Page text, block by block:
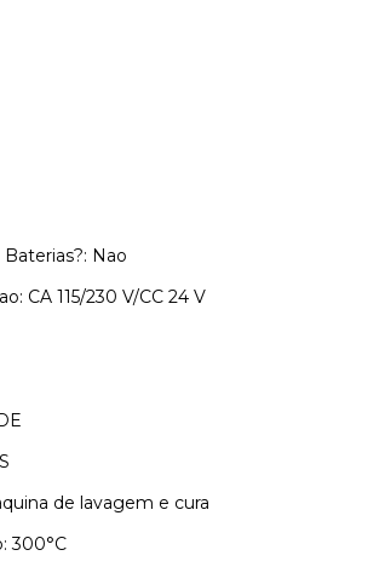
Nao
CA 115/230 V/CC 24 V
de lavagem e cura
300°C